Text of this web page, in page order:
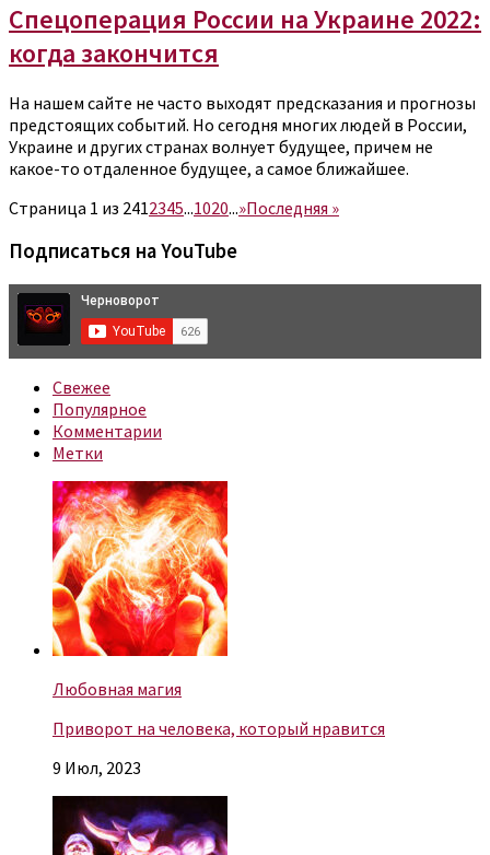
Спецоперация России на Украине 2022:
когда закончится
На нашем сайте не часто выходят предсказания и прогнозы
предстоящих событий. Но сегодня многих людей в России,
Украине и других странах волнует будущее, причем не
какое-то отдаленное будущее, а самое ближайшее.
Страница 1 из 2412345...1020...»Последняя »
Подписаться на YouTube
Свежее
Популярное
Комментарии
Метки
Любовная магия
Приворот на человека, который нравится
9 Июл, 2023